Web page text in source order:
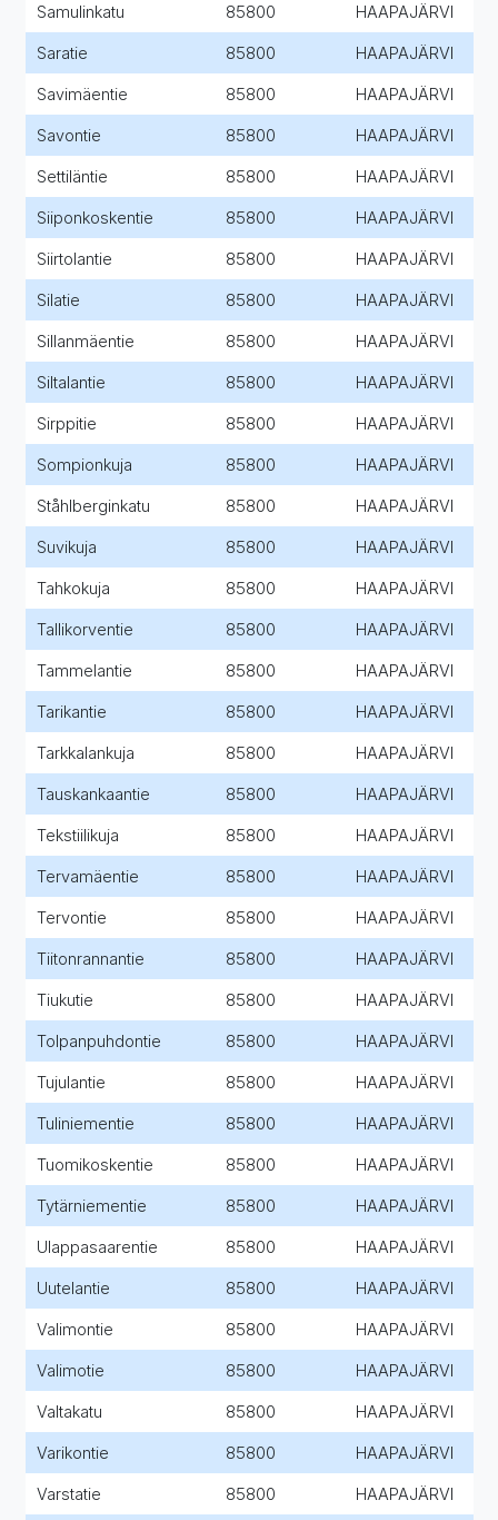
Samulinkatu 85800 HAAPAJÄRVI
Saratie 85800 HAAPAJÄRVI
Savimäentie 85800 HAAPAJÄRVI
Savontie 85800 HAAPAJÄRVI
Settiläntie 85800 HAAPAJÄRVI
Siiponkoskentie 85800 HAAPAJÄRVI
Siirtolantie 85800 HAAPAJÄRVI
Silatie 85800 HAAPAJÄRVI
Sillanmäentie 85800 HAAPAJÄRVI
Siltalantie 85800 HAAPAJÄRVI
Sirppitie 85800 HAAPAJÄRVI
Sompionkuja 85800 HAAPAJÄRVI
Ståhlberginkatu 85800 HAAPAJÄRVI
Suvikuja 85800 HAAPAJÄRVI
Tahkokuja 85800 HAAPAJÄRVI
Tallikorventie 85800 HAAPAJÄRVI
Tammelantie 85800 HAAPAJÄRVI
Tarikantie 85800 HAAPAJÄRVI
Tarkkalankuja 85800 HAAPAJÄRVI
Tauskankaantie 85800 HAAPAJÄRVI
Tekstiilikuja 85800 HAAPAJÄRVI
Tervamäentie 85800 HAAPAJÄRVI
Tervontie 85800 HAAPAJÄRVI
Tiitonrannantie 85800 HAAPAJÄRVI
Tiukutie 85800 HAAPAJÄRVI
Tolpanpuhdontie 85800 HAAPAJÄRVI
Tujulantie 85800 HAAPAJÄRVI
Tuliniementie 85800 HAAPAJÄRVI
Tuomikoskentie 85800 HAAPAJÄRVI
Tytärniementie 85800 HAAPAJÄRVI
Ulappasaarentie 85800 HAAPAJÄRVI
Uutelantie 85800 HAAPAJÄRVI
Valimontie 85800 HAAPAJÄRVI
Valimotie 85800 HAAPAJÄRVI
Valtakatu 85800 HAAPAJÄRVI
Varikontie 85800 HAAPAJÄRVI
Varstatie 85800 HAAPAJÄRVI